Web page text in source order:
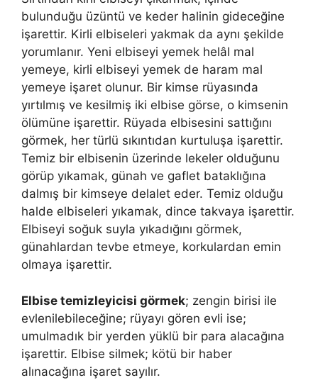
bulunduğu üzüntü ve keder halinin gideceğine
işarettir. Kirli elbiseleri yakmak da aynı şekilde
yorumlanır. Yeni elbiseyi yemek helâl mal
yemeye, kirli elbiseyi yemek de haram mal
yemeye işaret olunur. Bir kimse rüyasında
yırtılmış ve kesilmiş iki elbise görse, o kimsenin
ölümüne işarettir. Rüyada elbisesini sattığını
görmek, her türlü sıkıntıdan kurtuluşa işarettir.
Temiz bir elbisenin üzerinde lekeler olduğunu
görüp yıkamak, günah ve gaflet bataklığına
dalmış bir kimseye delalet eder. Temiz olduğu
halde elbiseleri yıkamak, dince takvaya işarettir.
Elbiseyi soğuk suyla yıkadığını görmek,
günahlardan tevbe etmeye, korkulardan emin
olmaya işarettir.
Elbise temizleyicisi görmek; zengin birisi ile
evlenilebileceğine; rüyayı gören evli ise;
umulmadık bir yerden yüklü bir para alacağına
işarettir. Elbise silmek; kötü bir haber
alınacağına işaret sayılır.